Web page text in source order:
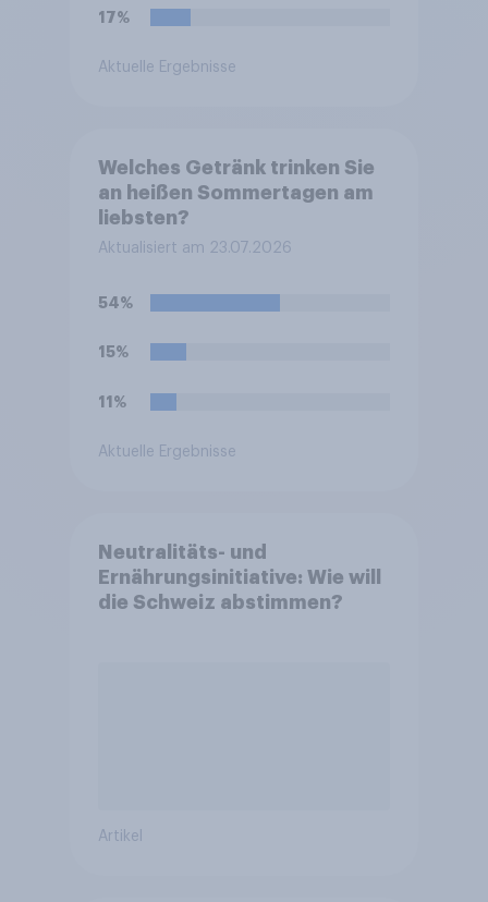
17%
Aktuelle Ergebnisse
Welches Getränk trinken Sie
an heißen Sommertagen am
liebsten?
Aktualisiert am 23.07.2026
54%
15%
11%
Aktuelle Ergebnisse
Neutralitäts- und
Ernährungsinitiative: Wie will
die Schweiz abstimmen?
Artikel